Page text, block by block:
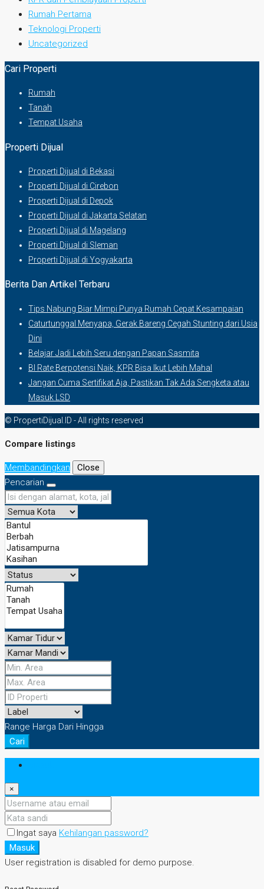
Rumah Pertama
Teknologi Properti
Uncategorized
Cari Properti
Rumah
Tanah
Tempat Usaha
Properti Dijual
Properti Dijual di Bekasi
Properti Dijual di Cirebon
Properti Dijual di Depok
Properti Dijual di Jakarta Selatan
Properti Dijual di Magelang
Properti Dijual di Sleman
Properti Dijual di Yogyakarta
Berita Dan Artikel Terbaru
Tips Nabung Biar Mimpi Punya Rumah Cepat Kesampaian
Caturtunggal Menyapa, Gerak Bareng Cegah Stunting dari Usia
Dini
Belajar Jadi Lebih Seru dengan Papan Sasmita
BI Rate Berpotensi Naik, KPR Bisa Ikut Lebih Mahal
Jangan Cuma Sertifikat Aja, Pastikan Tak Ada Sengketa atau
Masuk LSD
© PropertiDijual.ID - All rights reserved
Compare listings
Membandingkan
Close
Pencarian
Range Harga Dari Hingga
Cari
×
Ingat saya Kehilangan password?
Masuk
User registration is disabled for demo purpose.